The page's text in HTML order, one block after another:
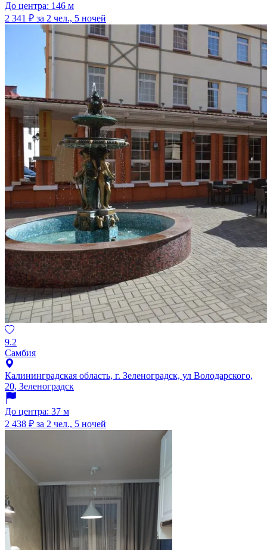
До центра: 146 м
2 341 ₽ за 2 чел., 5 ночей
9.2
Самбия
Калининградская область, г. Зеленоградск, ул Володарского,
20, Зеленоградск
До центра: 37 м
2 438 ₽ за 2 чел., 5 ночей